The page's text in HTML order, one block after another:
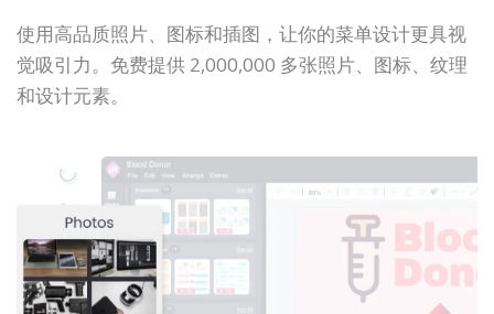
使用高品质照片、图标和插图，让你的菜单设计更具视
觉吸引力。免费提供 2,000,000 多张照片、图标、纹理
和设计元素。